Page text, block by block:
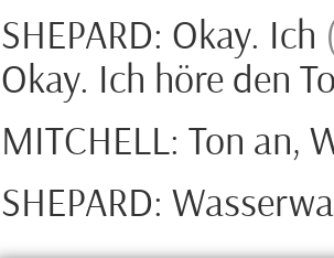
SHEPARD: Okay. Ich
Okay. Ich höre den
MITCHELL: Ton an,
SHEPARD: